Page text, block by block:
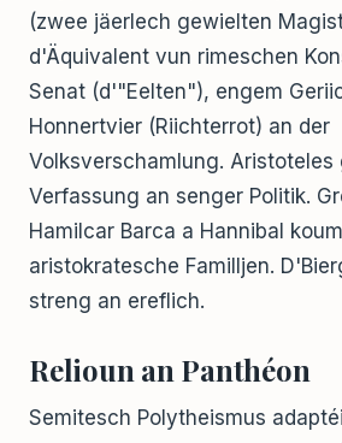
(zwee jäerlech gewielten
d'Äquivalent vun rimeschen
Senat (d'"Eelten"), engem
Honnertvier (Riichterrot) an der
Volksverschamlung. Aristoteles
Verfassung an senger Politik.
Hamilcar Barca a Hannibal
aristokratesche Familljen.
streng an ereflich.
Relioun an Panthéon
Semitesch Polytheismus